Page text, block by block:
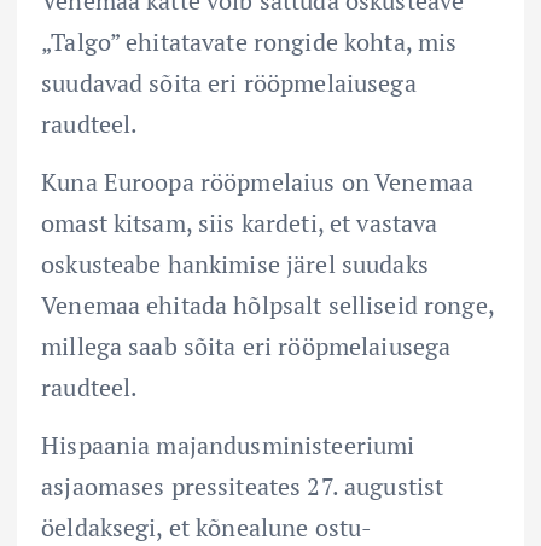
„Talgo” ehitatavate rongide kohta, mis
suudavad sõita eri rööpmelaiusega
raudteel.
Kuna Euroopa rööpmelaius on Venemaa
omast kitsam, siis kardeti, et vastava
oskusteabe hankimise järel suudaks
Venemaa ehitada hõlpsalt selliseid ronge,
millega saab sõita eri rööpmelaiusega
raudteel.
Hispaania majandusministeeriumi
asjaomases pressiteates 27. augustist
öeldaksegi, et kõnealune ostu-